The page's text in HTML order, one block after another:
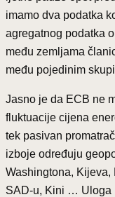
imamo dva podatka
agregatnog podatka
među zemljama
među pojedinim
Jasno je da ECB ne
fluktuacije cijena
tek pasivan
izboje određuju
Washingtona, Kijeva,
SAD-u, Kini … Uloga